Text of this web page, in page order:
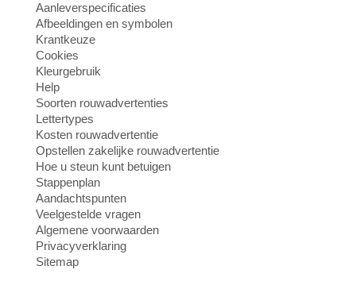
Aanleverspecificaties
Afbeeldingen en symbolen
Krantkeuze
Cookies
Kleurgebruik
Help
Soorten rouwadvertenties
Lettertypes
Kosten rouwadvertentie
Opstellen zakelijke rouwadvertentie
Hoe u steun kunt betuigen
Stappenplan
Aandachtspunten
Veelgestelde vragen
Algemene voorwaarden
Privacyverklaring
Sitemap